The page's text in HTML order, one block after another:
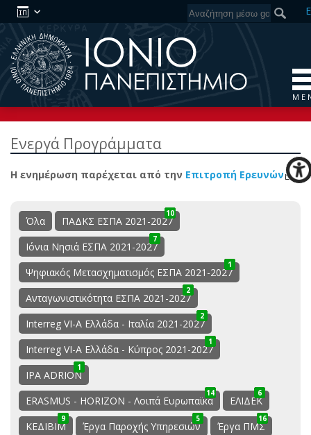
M E
Ενεργά Προγράμματα
Η ενημέρωση παρέχεται από την Επιτροπή Ερευνών
Όλα ΠΑΔΚΣ ΕΣΠΑ 2021-2027
10
3
13
Ιόνια Νησιά ΕΣΠΑ 2021-2027
7
1
8
Ψηφιακός Μετασχηματισμός ΕΣΠΑ 2021-2027
101
Ανταγωνιστικότητα ΕΣΠΑ 2021-2027
2
1
3
Interreg VI-A Ελλάδα - Ιταλία 2021-2027
2
0
2
Interreg VI-A Ελλάδα - Κύπρος 2021-2027
101
IPA ADRION
101
ERASMUS - HORIZON - Λοιπά Ευρωπαϊκά
14
32
46
ΕΛΙΔΕΚ
6
0
6
ΚΕΔΙΒΙΜ
9
10
19
Έργα Παροχής Υπηρεσιών
5
48
53
Έργα ΠΜΣ
16
9
25